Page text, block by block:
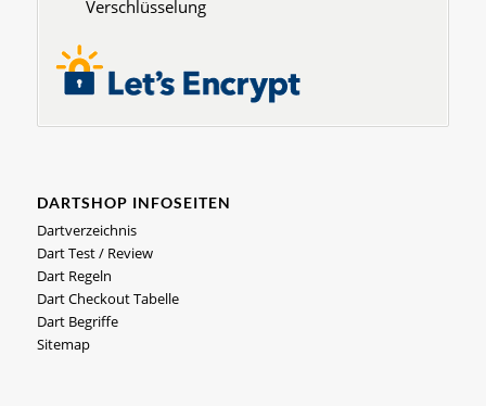
Verschlüsselung
DARTSHOP INFOSEITEN
Dartverzeichnis
Dart Test / Review
Dart Regeln
Dart Checkout Tabelle
Dart Begriffe
Sitemap